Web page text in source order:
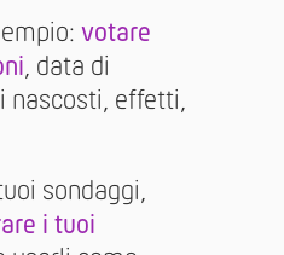
votare
, data di
nascosti, effetti,
sondaggi,
i tuoi